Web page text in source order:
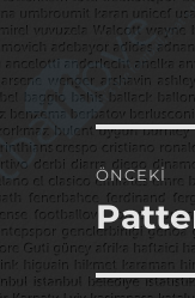
Yazı
ÖNCEKI
Önceki
yazı: